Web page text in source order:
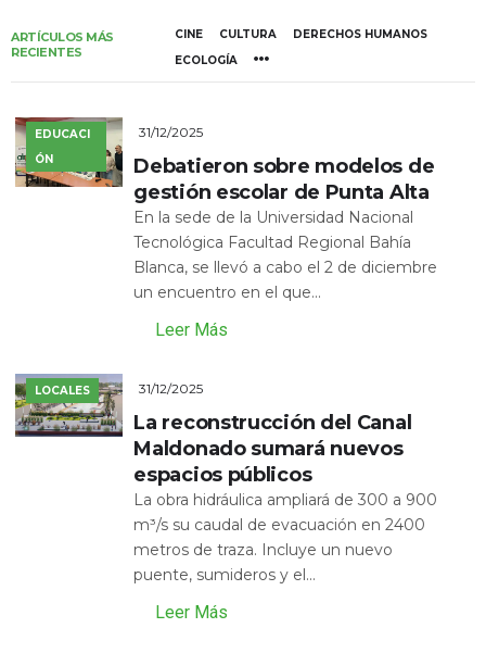
ARTÍCULOS MÁS
RECIENTES
CINE CULTURA
DERECHOS HUMANOS
ECOLOGÍA
EDUCACI
ÓN
31/12/2025
Debatieron sobre modelos de
gestión escolar de Punta Alta
En la sede de la Universidad Nacional
Tecnológica Facultad Regional Bahía
Blanca, se llevó a cabo el 2 de diciembre
un encuentro en el que...
Leer Más
LOCALES 31/12/2025
La reconstrucción del Canal
Maldonado sumará nuevos
espacios públicos
La obra hidráulica ampliará de 300 a 900
m³/s su caudal de evacuación en 2400
metros de traza. Incluye un nuevo
puente, sumideros y el...
Leer Más